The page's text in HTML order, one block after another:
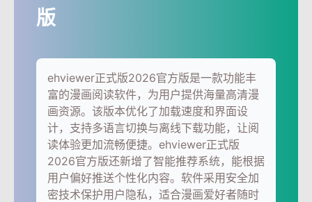
版
ehviewer正式版2026官方版是一款功能丰
富的漫画阅读软件，为用户提供海量高清漫
画资源。该版本优化了加载速度和界面设
计，支持多语言切换与离线下载功能，让阅
读体验更加流畅便捷。ehviewer正式版
2026官方版还新增了智能推荐系统，能根据
用户偏好推送个性化内容。软件采用安全加
密技术保护用户隐私，适合漫画爱好者随时